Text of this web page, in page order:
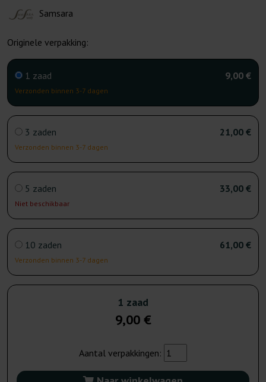
Samsara
Originele verpakking:
1 zaad
Verzonden binnen 3-7 dagen
9,00 €
3 zaden
Verzonden binnen 3-7 dagen
21,00 €
5 zaden
Niet beschikbaar
33,00 €
10 zaden
Verzonden binnen 3-7 dagen
61,00 €
1 zaad
9,00 €
Aantal verpakkingen: